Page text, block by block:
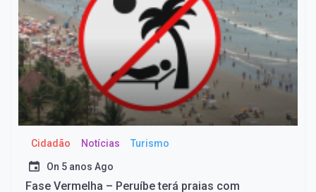
Cidadão Notícias Turismo
On 5 anos Ago
Fase Vermelha – Peruíbe terá praias com